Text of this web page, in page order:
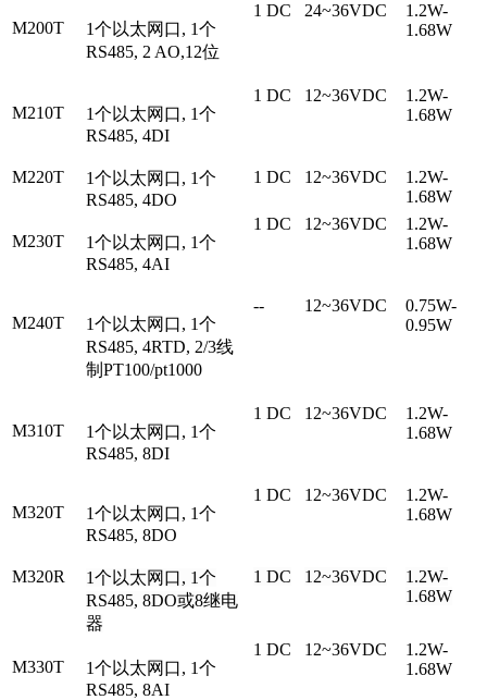
M200T
1个以太网口, 1个
RS485, 2 AO,12位
1 DC 24~36VDC
1.2W-
1.68W
M210T
1个以太网口, 1个
RS485, 4DI
1 DC 12~36VDC
1.2W-
1.68W
M220T
1个以太网口, 1个
RS485, 4DO
1 DC 12~36VDC
1.2W-
1.68W
M230T
1个以太网口, 1个
RS485, 4AI
1 DC 12~36VDC
1.2W-
1.68W
M240T
1个以太网口, 1个
RS485, 4RTD, 2/3线
制PT100/pt1000
-- 12~36VDC
0.75W-
0.95W
M310T
1个以太网口, 1个
RS485, 8DI
1 DC 12~36VDC
1.2W-
1.68W
M320T
1个以太网口, 1个
RS485, 8DO
1 DC 12~36VDC
1.2W-
1.68W
M320R
1个以太网口, 1个
RS485, 8DO或8继电
器
1 DC 12~36VDC
1.2W-
1.68W
M330T
1个以太网口, 1个
RS485, 8AI
1 DC 12~36VDC
1.2W-
1.68W